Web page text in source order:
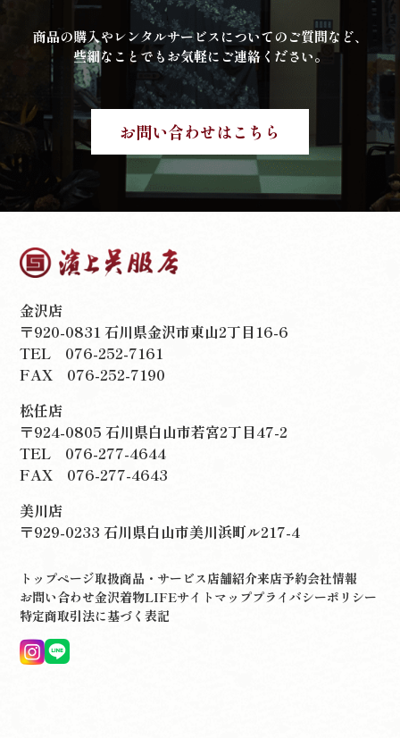
商品の購入やレンタルサービスについてのご質問など、
些細なことでもお気軽にご連絡ください。
お問い合わせはこちら
金沢店
〒920-0831 石川県金沢市東山2丁目16-6
TEL 076-252-7161
FAX 076-252-7190
松任店
〒924-0805 石川県白山市若宮2丁目47-2
TEL 076-277-4644
FAX 076-277-4643
美川店
〒929-0233 石川県白山市美川浜町ル217-4
トップページ取扱商品・サービス店舗紹介来店予約会社情報
お問い合わせ金沢着物LIFEサイトマッププライバシーポリシー
特定商取引法に基づく表記